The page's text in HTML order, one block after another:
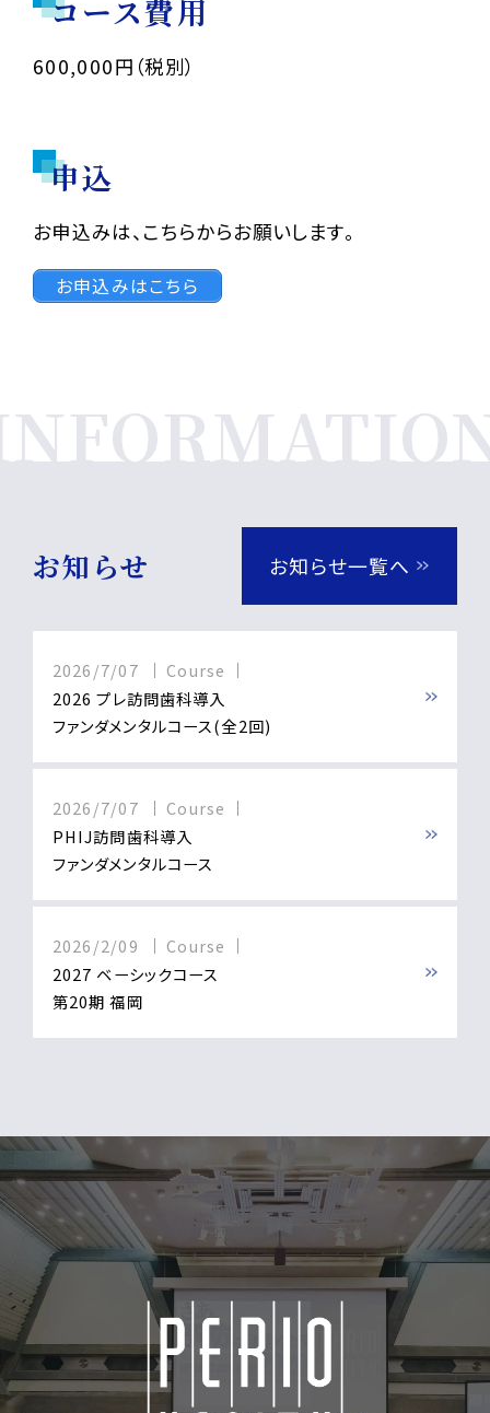
コース費用
600,000円（税別）
申込
お申込みは、こちらからお願いします。
お申込みはこちら
お知らせ お知らせ一覧へ
2026/7/07
Course
2026 プレ訪問歯科導入
ファンダメンタルコース(全2回)
2026/7/07
Course
PHIJ訪問歯科導入
ファンダメンタルコース
2026/2/09
Course
2027 ベーシックコース
第20期 福岡